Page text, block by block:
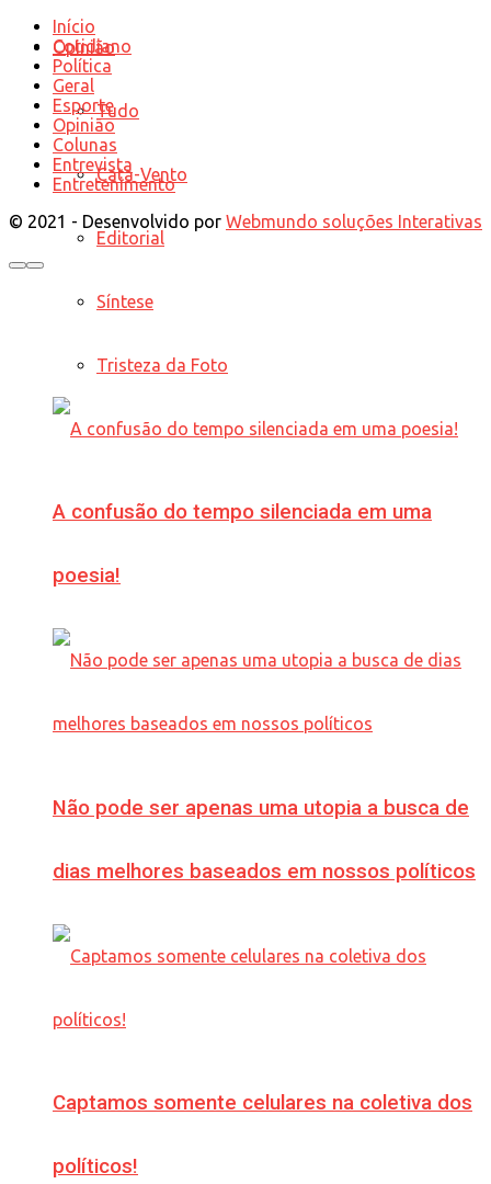
Opinião
Tudo
Cata-Vento
Editorial
Síntese
Tristeza da Foto
A confusão do tempo silenciada em uma
poesia!
Não pode ser apenas uma utopia a busca de
dias melhores baseados em nossos políticos
Captamos somente celulares na coletiva dos
políticos!
Início
Cotidiano
Política
Geral
Esporte
Opinião
Colunas
Entrevista
Entretenimento
© 2021 - Desenvolvido por Webmundo soluções Interativas